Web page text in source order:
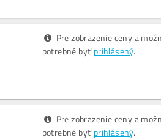
Pre zobrazenie ceny a
potrebné byťprihlásený.
Pre zobrazenie ceny a
potrebné byťprihlásený.